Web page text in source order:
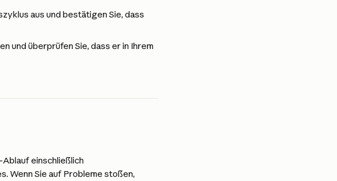
aus und bestätigen Sie, dass
und überprüfen Sie, dass er in Ihrem
einschließlich
Wenn Sie auf Probleme stoßen,